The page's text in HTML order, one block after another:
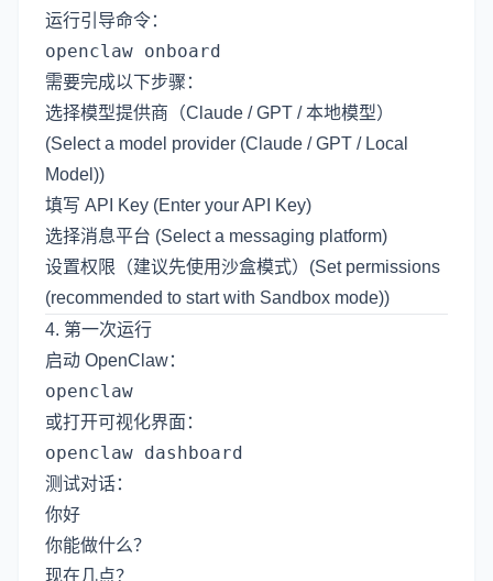
运行引导命令：
需要完成以下步骤：
选择模型提供商（Claude / GPT / 本地模型）
(Select a model provider (Claude / GPT / Local
Model))
填写 API Key (Enter your API Key)
选择消息平台 (Select a messaging platform)
设置权限（建议先使用沙盒模式）(Set permissions
(recommended to start with Sandbox mode))
4. 第一次运行
启动 OpenClaw：
或打开可视化界面：
测试对话：
你好
你能做什么？